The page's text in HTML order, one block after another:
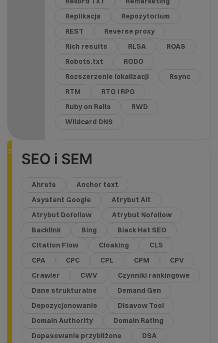
Replikacja
Repozytorium
REST
Reverse proxy
Rich results
RLSA
ROAS
Robots.txt
RODO
Rozszerzenie lokalizacji
Rsync
RTM
RTO i RPO
Ruby on Rails
RWD
Wildcard DNS
SEO i SEM
Ahrefs
Anchor text
Asystent Google
Atrybut Alt
Atrybut Dofollow
Atrybut Nofollow
Backlink
Bing
Black Hat SEO
Citation Flow
Cloaking
CLS
CPA
CPC CPL CPM
CPV
Crawler
CWV
Czynniki rankingowe
Dane strukturalne
Demand Gen
Depozycjonowanie
Disavow Tool
Domain Authority
Domain Rating
Dopasowanie przybliżone
DSA